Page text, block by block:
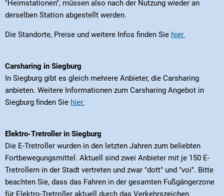
"Heimstationen", müssen also nach der Nutzung wieder an
derselben Station abgestellt werden.
Die Standorte, Preise und weitere Infos finden Sie hier.
Carsharing in Siegburg
In Siegburg gibt es gleich mehrere Anbieter, die Carsharing
anbieten. Weitere Informationen zum Carsharing Angebot in
Siegburg finden Sie hier.
Elektro-Tretroller in Siegburg
Die E-Tretroller wurden in den letzten Jahren zum beliebten
Fortbewegungsmittel. Aktuell sind zwei Anbieter mit je 150 E-
Tretrollern in der Stadt vertreten und zwar "dott" und "voi". Bitte
beachten Sie, dass das Fahren in der gesamten Fußgängerzone
für Elektro-Tretroller aktuell durch das Verkehrszeichen